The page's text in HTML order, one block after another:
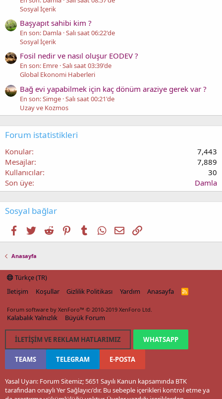
Sosyal İçerik
Başyapıt sahibi kim ?
En son: Damla Salı saat 06:22'de
Sosyal İçerik
Fosil nedir ve nasıl oluşur EODEV ?
En son: Emre Salı saat 03:39'de
Global Ekonomi Haberleri
Bağ evi yapabilmek için kaç dönüm araziye gerek var ?
En son: Simge Salı saat 00:21'de
Uzay ve Kozmos
Forum istatistikleri
Konular
7,443
Mesajlar
7,889
Kullanıcılar
30
Son üye
Damla
Sosyal bağlar
Facebook
TwitterReddit PinterestTumblrWhatsApp
E-postaLink
Anasayfa
Türkçe (TR)
İletişim
Koşullar Gizlilik Politikası Yardım Anasayfa
R
Forum software by XenForo™ © 2010-2019 XenForo Ltd.
Kalabalık Yalnızlık Büyük Forum
İLETIŞIM VE REKLAM HATLARIMIZ WHATSAPP
TEAMS TELEGRAM E-POSTA
Yasal Uyarı: Forum Sitemiz; 5651 Sayılı Kanun kapsamında BTK
tarafından onaylı Yer Sağlayıcı'dır. Bu sebeple içerikleri kontrol etme ya